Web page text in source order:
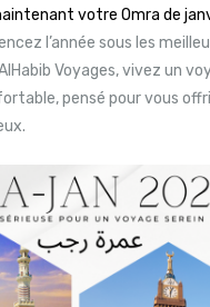
votre Omra de
l’année sous les
Voyages, vivez un
pensé pour vous